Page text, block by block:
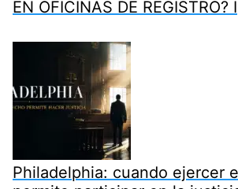
EN OFICINAS DE REGISTRO? I
Philadelphia: cuando ejercer